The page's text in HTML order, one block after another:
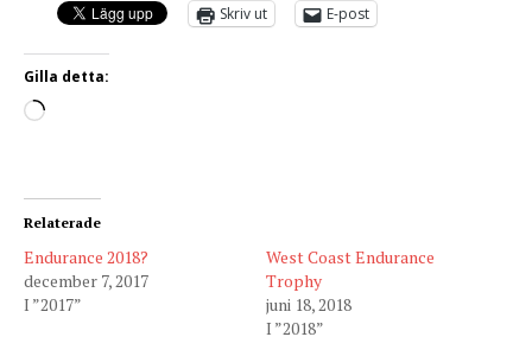
Skriv ut
E-post
Gilla detta:
Relaterade
Endurance 2018?
december 7, 2017
I ”2017”
West Coast Endurance
Trophy
juni 18, 2018
I ”2018”